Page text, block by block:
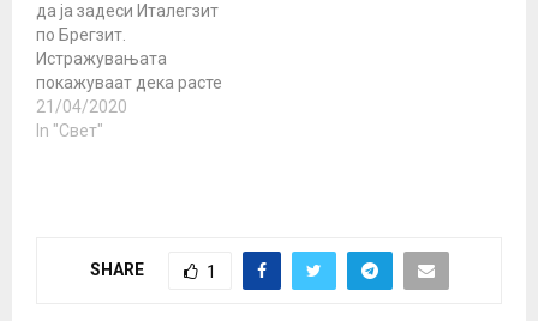
да ја задеси Италегзит
по Брегзит.
Истражувањата
покажуваат дека расте
бројот на италијанци
кои се за напуштање на
треба да ја напушти ЕУ,
21/04/2020
In "Свет"
SHARE 1